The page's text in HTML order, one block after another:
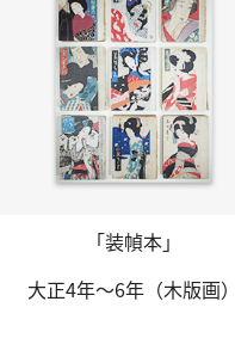
「装幀本」
大正4年～6年 （木版画）